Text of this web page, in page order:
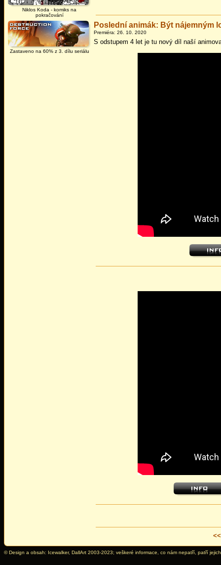
Poslední animák: Být nájemným
Premiéra: 26. 10. 2020
S odstupem 4 let je tu nový díl naší
© Design a obsah: Icewalker, DallArt 2003-2023; veškeré informace, co nám nepatří, patří
Niklos Koda - komiks na
pokračování
Zastaveno na 60% z 3. dílu seriálu